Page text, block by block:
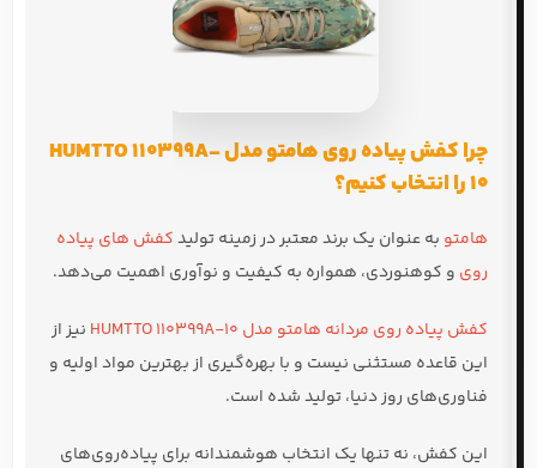
چرا کفش پیاده روی هامتو مدل HUMTTO 110399A-
10 را انتخاب کنیم؟
هامتو به عنوان یک برند معتبر در زمینه تولیدکفش های پیاده
روی و کوهنوردی، همواره به کیفیت و نوآوری اهمیت می‌دهد.
کفش پیاده روی مردانه هامتو مدل HUMTTO 110399A-10
نیز از
این قاعده مستثنی نیست و با بهره‌گیری از بهترین مواد اولیه و
فناوری‌های روز دنیا، تولید شده است.
این کفش، نه تنها یک انتخاب هوشمندانه برای پیاده‌روی‌های